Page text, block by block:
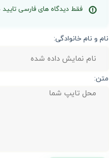
فقط دیدگاه های فارسی
نام و نام خانوادگی:
متن: